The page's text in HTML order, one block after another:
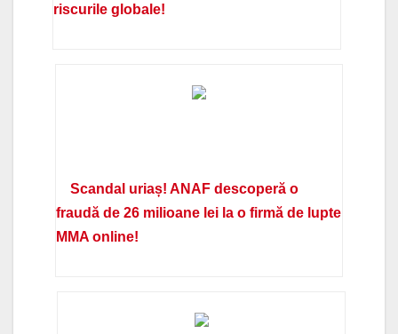
riscurile globale!
Scandal uriaș! ANAF descoperă o
fraudă de 26 milioane lei la o firmă de lupte
MMA online!